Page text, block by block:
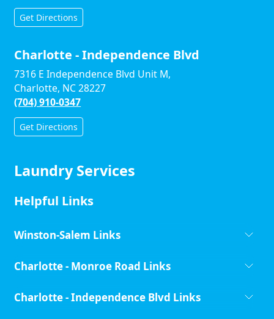
Get Directions
Charlotte - Independence Blvd
7316 E Independence Blvd Unit M,
Charlotte, NC 28227
(704) 910-0347
Get Directions
Laundry Services
Helpful Links
Winston-Salem Links
Charlotte - Monroe Road Links
Charlotte - Independence Blvd Links